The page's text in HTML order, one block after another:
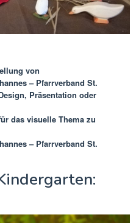
von
– Pfarrverband St.
Präsentation oder
das visuelle Thema zu
– Pfarrverband St.